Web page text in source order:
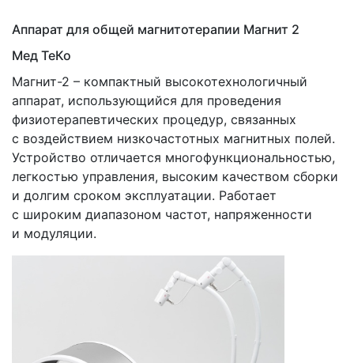
Аппарат для общей магнитотерапии Магнит 2
Мед ТеКо
Магнит-2 – компактный высокотехнологичный
аппарат, использующийся для проведения
физиотерапевтических процедур, связанных
с воздействием низкочастотных магнитных полей.
Устройство отличается многофункциональностью,
легкостью управления, высоким качеством сборки
и долгим сроком эксплуатации. Работает
с широким диапазоном частот, напряженности
и модуляции.